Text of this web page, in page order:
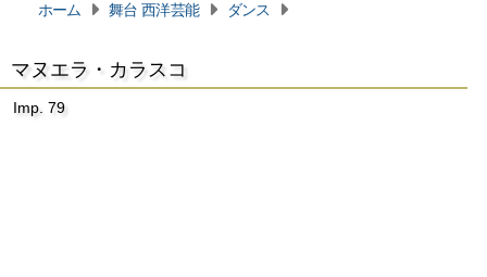
ホーム 舞台 西洋芸能 ダンス
マヌエラ・カラスコ
Imp. 79